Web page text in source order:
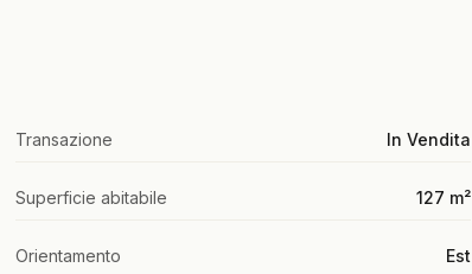
Transazione In Vendita
Superficie abitabile 127 m²
Orientamento Est